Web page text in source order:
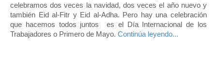
celebramos dos veces la navidad, dos veces el año nuevo y
también Eid al-Fitr y Eid al-Adha. Pero hay una celebración
que hacemos todos juntos es el Día Internacional de los
Trabajadores o Primero de Mayo. Continúa leyendo...